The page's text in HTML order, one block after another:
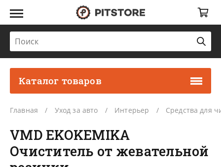
Каталог товаров
Главная Уход за авто Интерьер Средства для
VMD EKOKEMIKA
Очиститель от жевательной